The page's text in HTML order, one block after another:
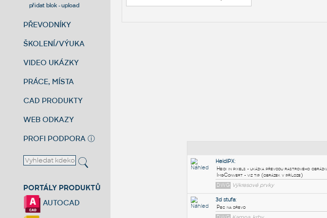
přidat blok - upload
PŘEVODNÍKY
ŠKOLENÍ/VÝUKA
VIDEO UKÁZKY
PRÁCE, MÍSTA
CAD PRODUKTY
WEB ODKAZY
PROFI PODPORA ⓘ
PORTÁLY PRODUKTŮ
AUTOCAD